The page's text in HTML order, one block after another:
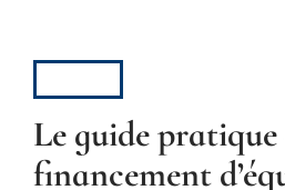
Le guide
financement